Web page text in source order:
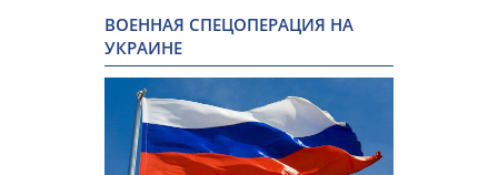
ВОЕННАЯ СПЕЦОПЕРАЦИЯ НА
УКРАИНЕ